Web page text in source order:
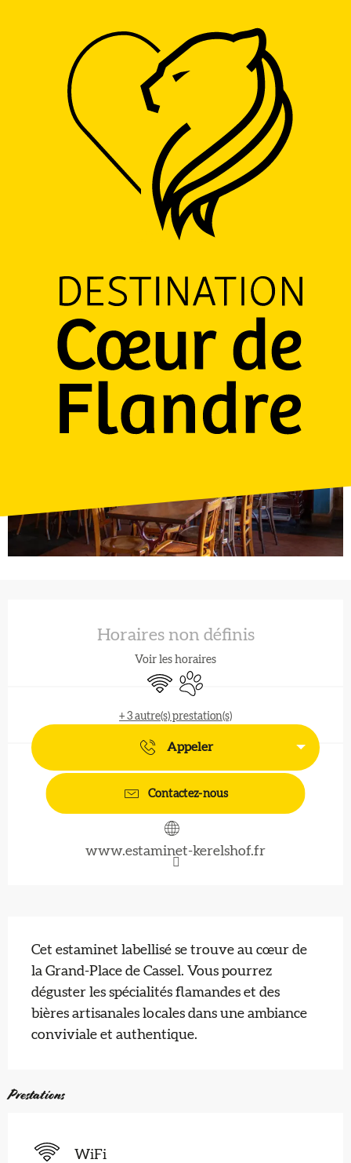
LOGO
Kerelshof II - estaminet de la fontaine
CUISINE RÉGIONALE
CUISINE TRADITIONNELLE
PRODUITS RÉGIONAUX
TAVERNE
31 Grand Place, 59670 Cassel
Ajouter aux favoris
Horaires non définis
Voir les horaires
WiFi Animaux acceptés
+ 3 autre(s) prestation(s)
Appeler
Contactez-nous
www.estaminet-kerelshof.fr
Cet estaminet labellisé se trouve au cœur de
la Grand-Place de Cassel. Vous pourrez
déguster les spécialités flamandes et des
bières artisanales locales dans une ambiance
conviviale et authentique.
Prestations
WiFi